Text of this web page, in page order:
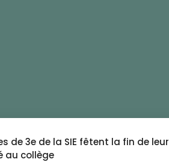
de 3e de la SIE fêtent la fin de leur
au collège